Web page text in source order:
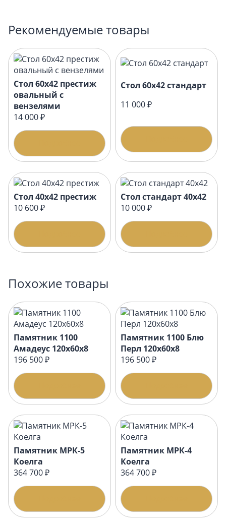
Рекомендуемые товары
Стол 60х42 престиж
овальный с
вензелями
14 000 ₽
Стол 60х42 стандарт
11 000 ₽
Стол 40х42 престиж
10 600 ₽
Стол стандарт 40х42
10 000 ₽
Похожие товары
Памятник 1100
Амадеус 120x60x8
196 500 ₽
Памятник 1100 Блю
Перл 120x60x8
196 500 ₽
Памятник МРК-5
Коелга
364 700 ₽
Памятник МРК-4
Коелга
364 700 ₽